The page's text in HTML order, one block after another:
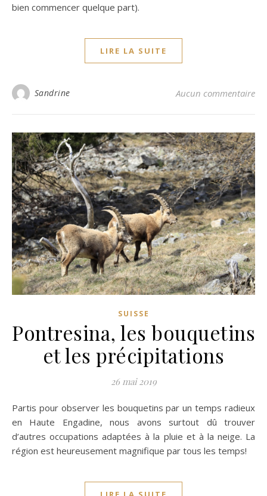
bien commencer quelque part).
LIRE LA SUITE
Sandrine Aucun commentaire
SUISSE
Pontresina, les bouquetins
et les précipitations
26 mai 2019
Partis pour observer les bouquetins par un temps radieux
en Haute Engadine, nous avons surtout dû trouver
d’autres occupations adaptées à la pluie et à la neige. La
région est heureusement magnifique par tous les temps!